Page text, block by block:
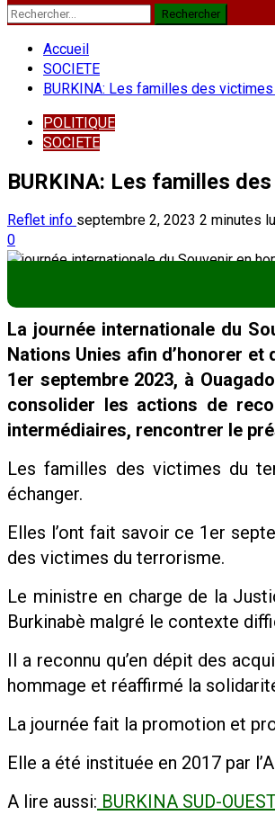
Rechercher :
Accueil
SOCIETE
BURKINA: Les familles des
POLITIQUE
SOCIETE
BURKINA: Les familles
Reflet info septembre 2, 2023 2 minutes
0
La journée internationale du
Nations Unies afin d’honorer
1er septembre 2023, à
consolider les actions de
intermédiaires, rencontrer le
Les familles des victimes du
échanger.
Elles l’ont fait savoir ce 1er
des victimes du terrorisme.
Le ministre en charge de la
Burkinabè malgré le contexte
Il a reconnu qu’en dépit des
hommage et réaffirmé la
La journée fait la promotion et
Elle a été instituée en 2017 par
A lire aussi: BURKINA SUD-